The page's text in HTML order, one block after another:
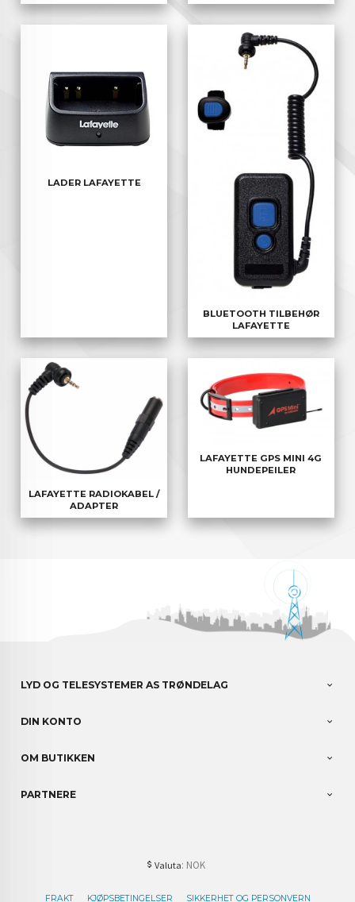
LADER LAFAYETTE
BLUETOOTH TILBEHØR
LAFAYETTE
LAFAYETTE RADIOKABEL /
ADAPTER
LAFAYETTE GPS MINI 4G
HUNDEPEILER
LYD OG TELESYSTEMER AS TRØNDELAG
DIN KONTO
OM BUTIKKEN
PARTNERE
Valuta: NOK
FRAKT KJØPSBETINGELSER SIKKERHET OG PERSONVERN